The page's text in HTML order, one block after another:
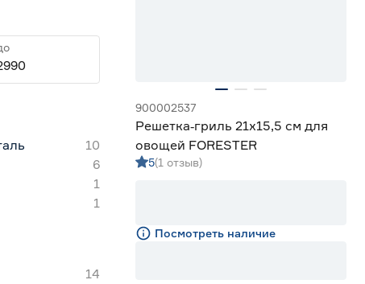
10
6
1
1
14
900002537
Решетка‑гриль 21x15,5 см для
овощей FORESTER
5(1 отзыв)
Посмотреть наличие